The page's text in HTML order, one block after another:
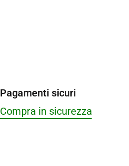
Pagamenti sicuri
Compra in sicurezza